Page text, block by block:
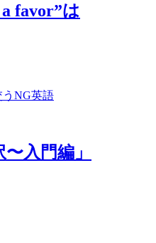
a favor”は
NG英語
入門編」